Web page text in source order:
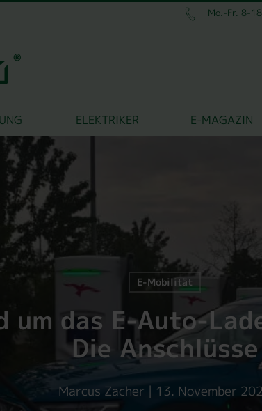
Mo.-Fr. 8-
ELEKTRIKER E-MAGAZIN
E-Mobilität
um das E-Auto-
Die Anschlüsse
Marcus Zacher | 13. November